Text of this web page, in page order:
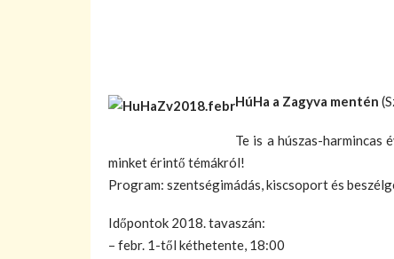
HúHa a Zagyva mentén
Te is a húszas-harmincas
minket érintő témákról!
Program: szentségimádás, kiscsoport és
Időpontok 2018. tavaszán:
– febr. 1-től kéthetente, 18:00